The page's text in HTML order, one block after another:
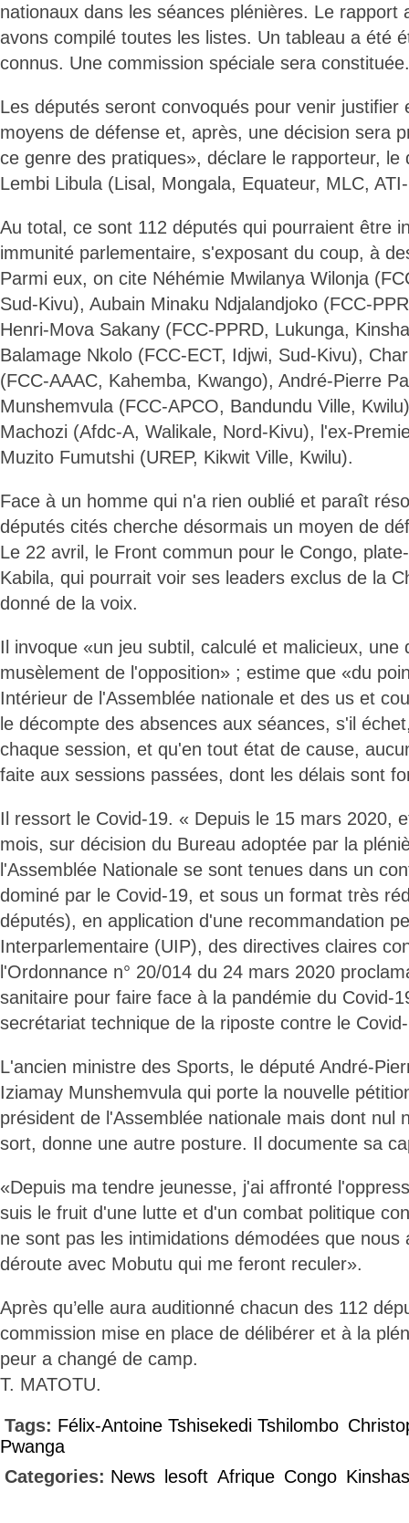
nationaux dans les séances plénières. Le rapport
avons compilé toutes les listes. Un tableau a été
connus. Une commission spéciale sera constituée.
Les députés seront convoqués pour venir justifier
moyens de défense et, après, une décision sera
ce genre des pratiques», déclare le rapporteur, le
Lembi Libula (Lisal, Mongala, Equateur, MLC,
Au total, ce sont 112 députés qui pourraient être
immunité parlementaire, s'exposant du coup, à
Parmi eux, on cite Néhémie Mwilanya Wilonja
Sud-Kivu), Aubain Minaku Ndjalandjoko (FCC-
Henri-Mova Sakany (FCC-PPRD, Lukunga,
Balamage Nkolo (FCC-ECT, Idjwi, Sud-Kivu),
(FCC-AAAC, Kahemba, Kwango), André-Pierre
Munshemvula (FCC-APCO, Bandundu Ville,
Machozi (Afdc-A, Walikale, Nord-Kivu), l'ex-
Muzito Fumutshi (UREP, Kikwit Ville, Kwilu).
Face à un homme qui n'a rien oublié et paraît
députés cités cherche désormais un moyen de
Le 22 avril, le Front commun pour le Congo,
Kabila, qui pourrait voir ses leaders exclus de la
donné de la voix.
Il invoque «un jeu subtil, calculé et malicieux, une
musèlement de l'opposition» ; estime que «du
Intérieur de l'Assemblée nationale et des us et
le décompte des absences aux séances, s'il
chaque session, et qu'en tout état de cause,
faite aux sessions passées, dont les délais sont
Il ressort le Covid-19. « Depuis le 15 mars 2020,
mois, sur décision du Bureau adoptée par la
l'Assemblée Nationale se sont tenues dans un
dominé par le Covid-19, et sous un format très
députés), en application d'une recommandation
Interparlementaire (UIP), des directives claires
l'Ordonnance n° 20/014 du 24 mars 2020
sanitaire pour faire face à la pandémie du Covid-
secrétariat technique de la riposte contre le
L'ancien ministre des Sports, le député André-
Iziamay Munshemvula qui porte la nouvelle
président de l'Assemblée nationale mais dont nul
sort, donne une autre posture. Il documente sa
«Depuis ma tendre jeunesse, j'ai affronté
suis le fruit d'une lutte et d'un combat politique
ne sont pas les intimidations démodées que nous
déroute avec Mobutu qui me feront reculer».
Après qu’elle aura auditionné chacun des 112
commission mise en place de délibérer et à la
peur a changé de camp.
T. MATOTU.
Tags: Félix-Antoine Tshisekedi Tshilombo
Pwanga
Categories: News lesoft Afrique Congo